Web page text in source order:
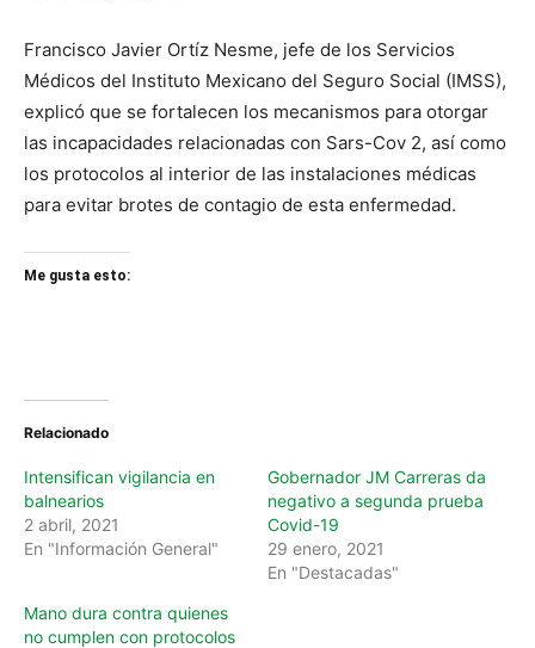
Francisco Javier Ortíz Nesme, jefe de los Servicios
Médicos del Instituto Mexicano del Seguro Social (IMSS),
explicó que se fortalecen los mecanismos para otorgar
las incapacidades relacionadas con Sars-Cov 2, así como
los protocolos al interior de las instalaciones médicas
para evitar brotes de contagio de esta enfermedad.
Me gusta esto:
Relacionado
Intensifican vigilancia en
balnearios
2 abril, 2021
En "Información General"
Gobernador JM Carreras da
negativo a segunda prueba
Covid-19
29 enero, 2021
En "Destacadas"
Mano dura contra quienes
no cumplen con protocolos